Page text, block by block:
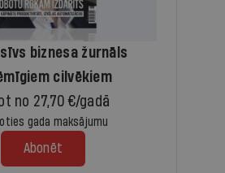
biznesa žurnāls
cilvēkiem
no 27,70 €/gadā
gada maksājumu
Abonēt